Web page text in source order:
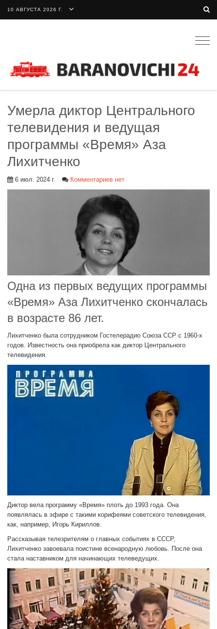
10 АВГУСТА 2026 Г.
Умерла диктор Центрального
телевидения и ведущая
программы «Время» Аза
Лихитченко
6 июл. 2024 г. Комментариев нет
Одна из первых ведущих программы
«Время» Аза Лихитченко скончалась
в возрасте 86 лет.
Лихитченко была сотрудником Гостелерадио Союза ССР с 1960-х
годов. Известность она приобрела как диктор Центрального
телевидения.
Диктор вела программу «Время» плоть до 1993 года. Она
появлялась в эфире с такими корифеями советского телевидения,
как, например, Игорь Кириллов.
Рассказывая телезрителям о главных событиях в СССР,
Лихитченко завоевала поистине всенародную любовь. После она
стала наставником для начинающих телеведущих.